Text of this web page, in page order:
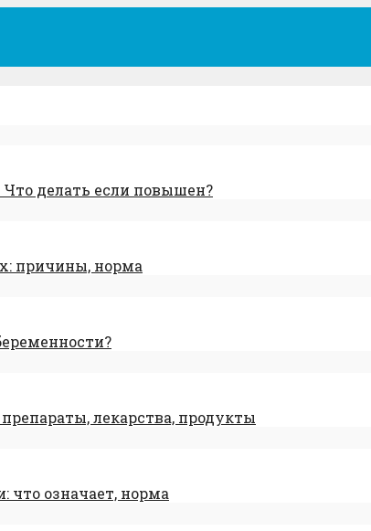
делать если повышен?
причины, норма
лекарства, продукты
что означает, норма